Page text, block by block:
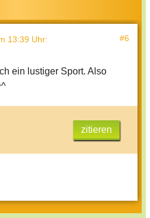
13:39 Uhr: #6
ein lustiger Sport. Also
zitieren